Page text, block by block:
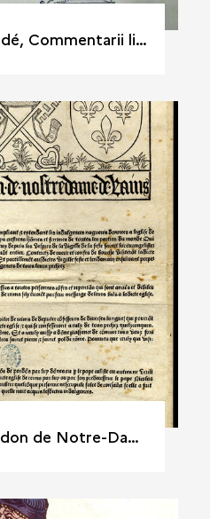
linguae graecae, Paris, Josse Bade
Notre-Dame de Reims